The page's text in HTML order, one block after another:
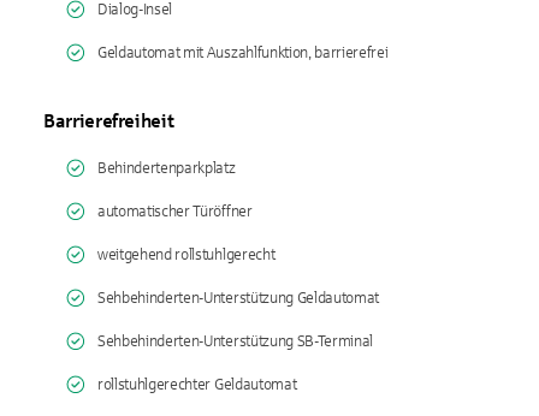
Dialog-Insel
Geldautomat mit Auszahlfunktion, barrierefrei
Barrierefreiheit
Behindertenparkplatz
automatischer Türöffner
weitgehend rollstuhlgerecht
Sehbehinderten-Unterstützung Geldautomat
Sehbehinderten-Unterstützung SB-Terminal
rollstuhlgerechter Geldautomat